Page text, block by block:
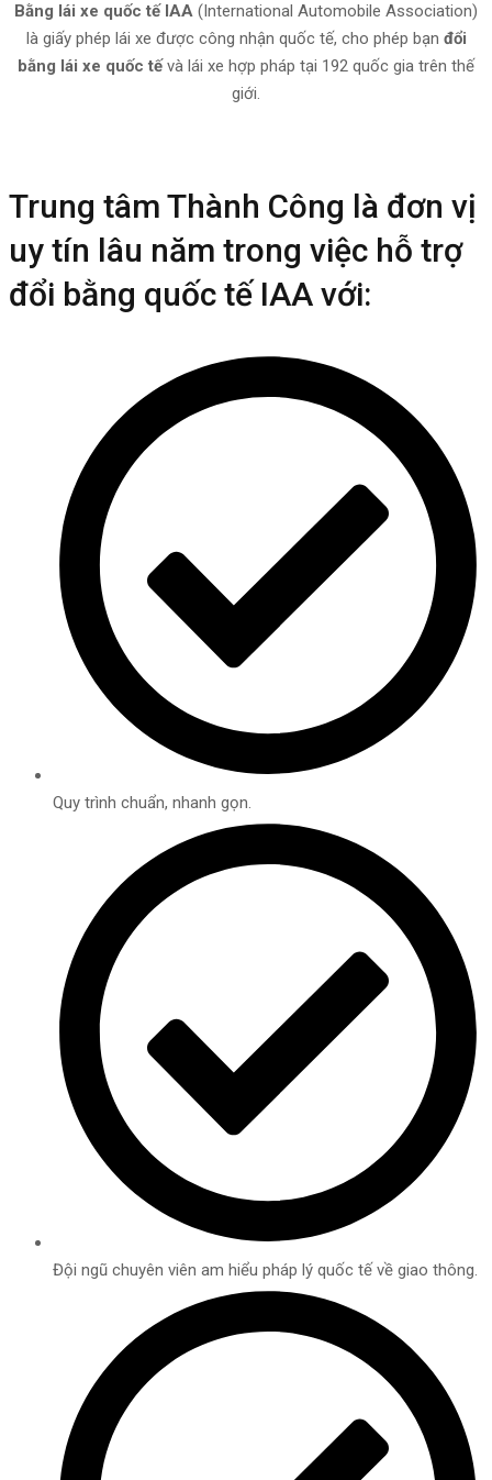
Bằng lái xe quốc tế IAA (International Automobile Association)
là giấy phép lái xe được công nhận quốc tế, cho phép bạn đổi
bằng lái xe quốc tế và lái xe hợp pháp tại 192 quốc gia trên thế
giới.
Trung tâm Thành Công là đơn vị
uy tín lâu năm trong việc hỗ trợ
đổi bằng quốc tế IAA với:
Quy trình chuẩn, nhanh gọn.
Đội ngũ chuyên viên am hiểu pháp lý quốc tế về giao thông.